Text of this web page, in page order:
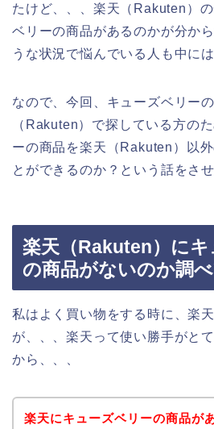
たけど、、、楽天（Rakuten）
ベリーの商品があるのかが分か
うな状況で悩んでいる人も中に
なので、今回、キューズベリー
（Rakuten）で探している方の
ーの商品を楽天（Rakuten）以
とができるのか？という話をさ
楽天（Rakuten）に
の商品がないのか調べ
私はよく買い物をする時に、楽
が、、、楽天って使い勝手がと
から、、、
楽天にキューズベリーの商品が